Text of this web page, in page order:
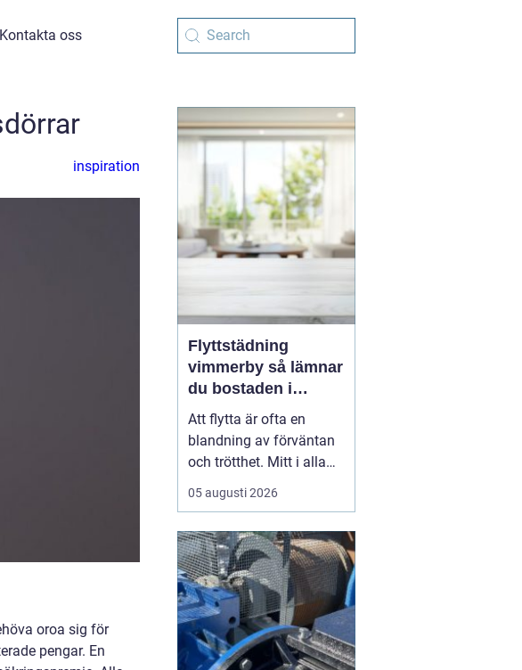
Kontakta oss
inspiration
oroa sig för
pengar. En
Flyttstädning
vimmerby så lämnar
du bostaden i
toppskick utan
stress
Att flytta är ofta en
blandning av förväntan
och trötthet. Mitt i alla
kartonger,
adressändringar och
dyker en fråga upp: hur
ska bostaden hinna bli
skinande ren? För
många i Vimmerby är
svaret att ta
flyttstädningen på lika
05 augusti 2026